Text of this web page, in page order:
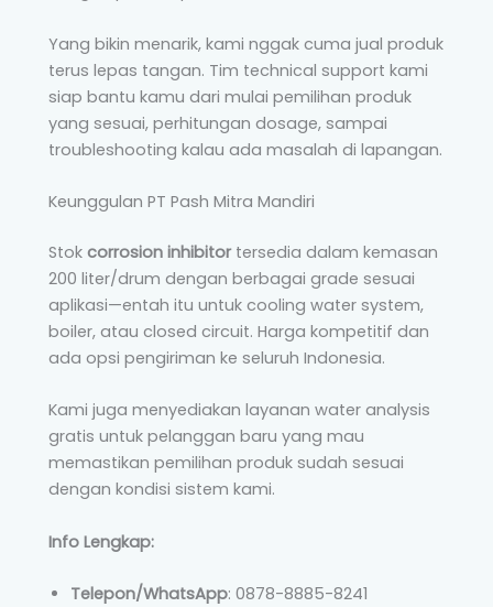
Yang bikin menarik, kami nggak cuma jual produk
terus lepas tangan. Tim technical support kami
siap bantu kamu dari mulai pemilihan produk
yang sesuai, perhitungan dosage, sampai
troubleshooting kalau ada masalah di lapangan.
Keunggulan PT Pash Mitra Mandiri
Stok corrosion inhibitortersedia dalam kemasan
200 liter/drum dengan berbagai grade sesuai
aplikasi—entah itu untuk cooling water system,
boiler, atau closed circuit. Harga kompetitif dan
ada opsi pengiriman ke seluruh Indonesia.
Kami juga menyediakan layanan water analysis
gratis untuk pelanggan baru yang mau
memastikan pemilihan produk sudah sesuai
dengan kondisi sistem kami.
Info Lengkap:
Telepon/WhatsApp: 0878-8885-8241